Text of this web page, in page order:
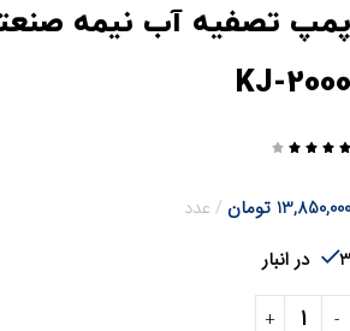
تصفیه آب نیمه
KJ-




تومان
عدد